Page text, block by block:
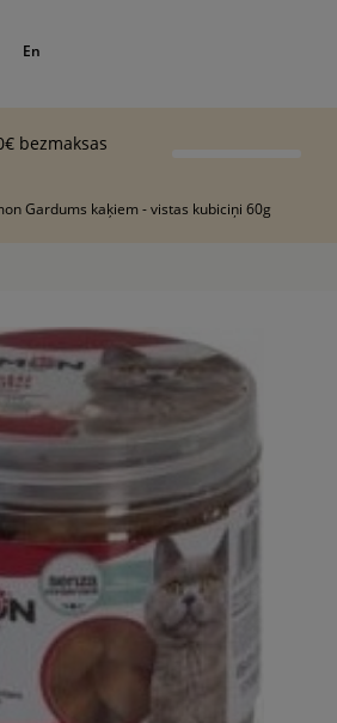
En
bezmaksas
Gardums kaķiem - vistas kubiciņi 60g